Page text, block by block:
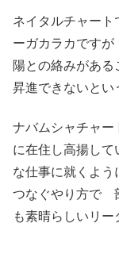
ネイタルチャー
ーガカラカです
陽との絡みがあ
昇進できないとい
ナバムシャチャー
に在住し高揚し
な仕事に就くよ
つなぐやり方で
も素晴らしいリ